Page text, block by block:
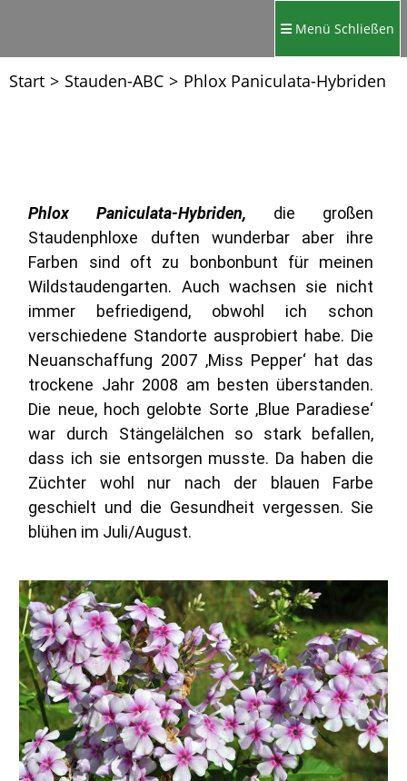
Menü Schließen
Start > Stauden-ABC > Phlox Paniculata-Hybriden
Phlox Paniculata-Hybriden, die großen
Staudenphloxe duften wunderbar aber ihre
Farben sind oft zu bonbonbunt für meinen
Wildstaudengarten. Auch wachsen sie nicht
immer befriedigend, obwohl ich schon
verschiedene Standorte ausprobiert habe. Die
Neuanschaffung 2007 ‚Miss Pepper‘ hat das
trockene Jahr 2008 am besten überstanden.
Die neue, hoch gelobte Sorte ‚Blue Paradiese‘
war durch Stängelälchen so stark befallen,
dass ich sie entsorgen musste. Da haben die
Züchter wohl nur nach der blauen Farbe
geschielt und die Gesundheit vergessen. Sie
blühen im Juli/August.